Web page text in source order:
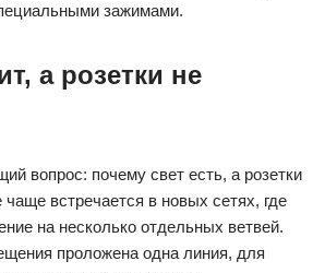
зажимами.
а розетки не
вопрос: почему свет есть, а розетки
чаще встречается в новых сетях, где
на несколько отдельных ветвей.
проложена одна линия, для